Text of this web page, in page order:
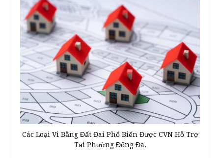
Các Loại Vi Bằng Đất Đai Phổ Biến Được CVN Hỗ Trợ
Tại Phường Đống Đa.